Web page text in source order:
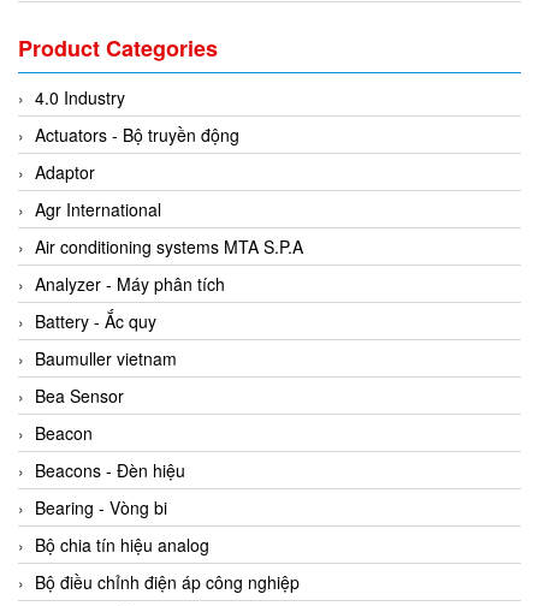
3CTEST Vietnam
4B VietNam Vietnam
ABB Vietnam
AC Infinity Vietnam
AC&E Telecommunications
AC&T Vietnam
Accepta Vietnam
ACCUMAC Vietnam
AccuWeb Vietnam
Acey
ACOEM Vietnam
ADCA Vietnam
ADFweb Vietnam
Adler Vietnam
Ados Vietnam
Product Categories
4.0 Industry
Actuators - Bộ truyền động
Adaptor
Agr International
Air conditioning systems MTA S.P.A
Analyzer - Máy phân tích
Battery - Ắc quy
Baumuller vietnam
Bea Sensor
Beacon
Beacons - Đèn hiệu
Bearing - Vòng bi
Bộ chia tín hiệu analog
Bộ điều chỉnh điện áp công nghiệp